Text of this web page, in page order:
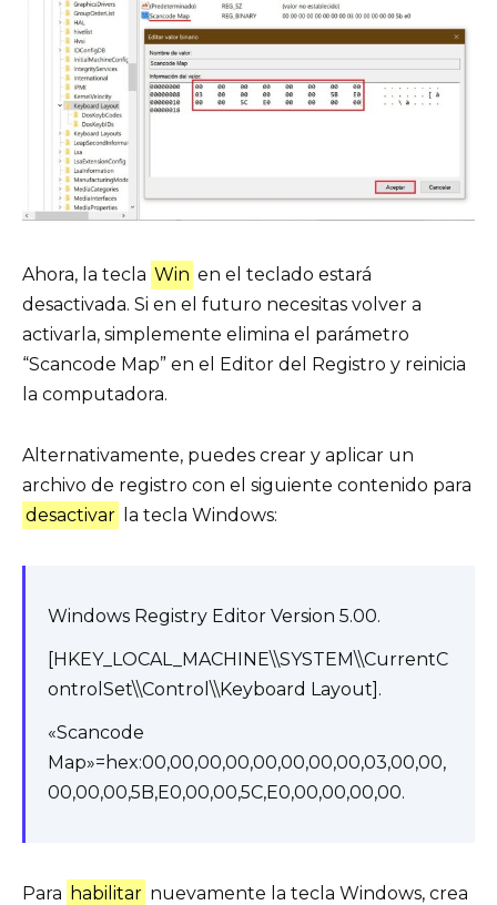
Ahora, la tecla Win en el teclado estará
desactivada. Si en el futuro necesitas volver a
activarla, simplemente elimina el parámetro
“Scancode Map” en el Editor del Registro y reinicia
la computadora.
Alternativamente, puedes crear y aplicar un
archivo de registro con el siguiente contenido para
desactivar
la tecla Windows:
Windows Registry Editor Version 5.00.
[HKEY_LOCAL_MACHINE\\SYSTEM\\CurrentC
ontrolSet\\Control\\Keyboard Layout].
«Scancode
Map»=hex:00,00,00,00,00,00,00,00,03,00,00,
00,00,00,5B,E0,00,00,5C,E0,00,00,00,00.
Para habilitar nuevamente la tecla Windows, crea